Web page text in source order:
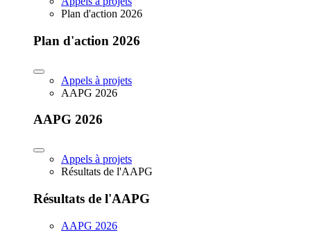
Plan d'action 2026
Plan d'action 2026
Appels à projets
AAPG 2026
AAPG 2026
Appels à projets
Résultats de l'AAPG
Résultats de l'AAPG
AAPG 2026